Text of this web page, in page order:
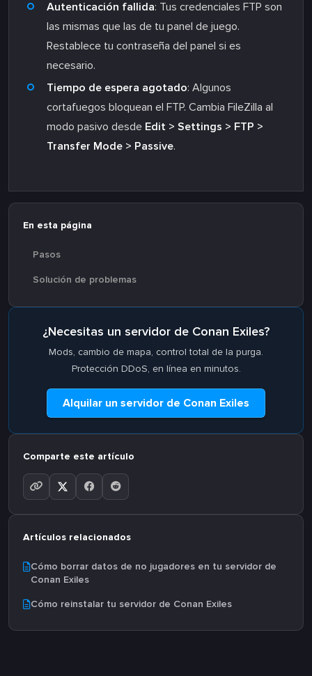
Autenticación fallida: Tus credenciales FTP son
las mismas que las de tu panel de juego.
Restablece tu contraseña del panel si es
necesario.
Tiempo de espera agotado: Algunos
cortafuegos bloquean el FTP. Cambia FileZilla al
modo pasivo desde Edit > Settings > FTP >
Transfer Mode > Passive.
En esta página
Pasos
Solución de problemas
¿Necesitas un servidor de Conan Exiles?
Mods, cambio de mapa, control total de la purga.
Protección DDoS, en línea en minutos.
Alquilar un servidor de Conan Exiles
Comparte este artículo
Artículos relacionados
Cómo borrar datos de no jugadores en tu servidor de
Conan Exiles
Cómo reinstalar tu servidor de Conan Exiles